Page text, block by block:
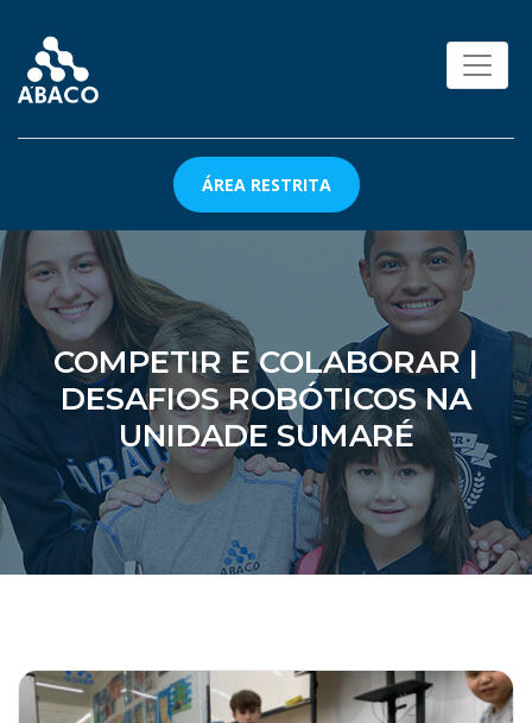
ÁREA RESTRITA
COMPETIR E COLABORAR |
DESAFIOS ROBÓTICOS NA
UNIDADE SUMARÉ